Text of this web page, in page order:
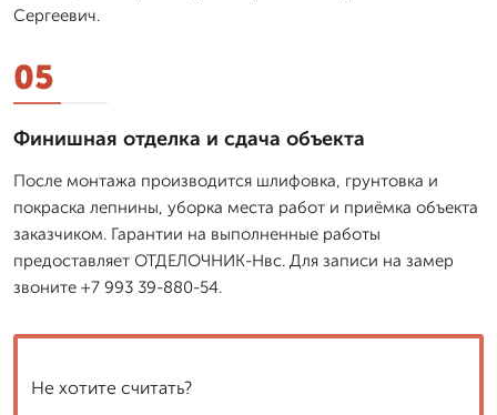
Сергеевич.
05
Финишная отделка и сдача объекта
После монтажа производится шлифовка, грунтовка и
покраска лепнины, уборка места работ и приёмка объекта
заказчиком. Гарантии на выполненные работы
предоставляет ОТДЕЛОЧНИК-Нвс. Для записи на замер
звоните +7 993 39-880-54.
Не хотите считать?